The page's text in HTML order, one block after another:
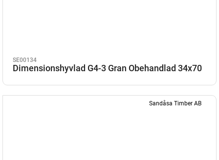
SE00134
Dimensionshyvlad G4-3 Gran Obehandlad 34x70
Sandåsa Timber AB